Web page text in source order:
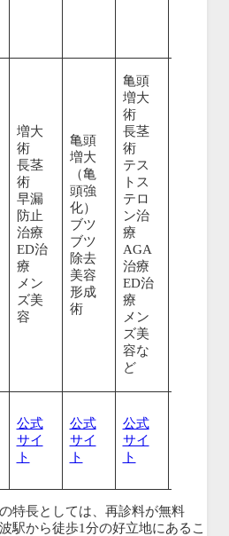
増大
術
長茎
術
早漏
防止
治療
ED治
療
メン
ズ美
容
亀頭
増大
（亀
頭強
化）
ブツ
ブツ
除去
美容
形成
術
亀頭
増大
術
長茎
術
テス
トス
テロ
ン治
療
AGA
治療
ED治
療
メン
ズ美
容な
ど
公式
サイ
ト
公式
サイ
ト
公式
サイ
ト
特長としては、 再診料が無料
駅から徒歩1分の好立地にあるこ